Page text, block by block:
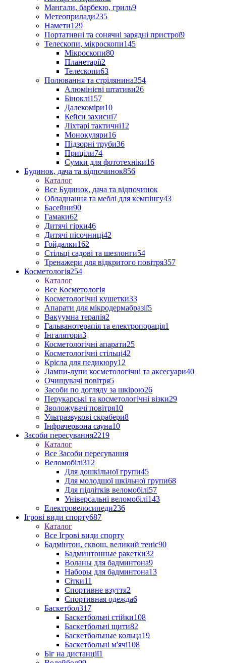
Мангали, барбекю, гриль9
Метеоприлади235
Намети129
Портативні та сонячні зарядні пристрої9
Телескопи, мікроскопи145
Мікроскопи80
Планетарії2
Телескопи63
Полювання та стрілянина354
Алюмінієві штативи26
Біноклі157
Далекоміри10
Кейси захисні7
Ліхтарі тактичні12
Монокуляри16
Підзорні труби36
Приціли74
Сумки для фототехніки16
Будинок, дача та відпочинок856
Каталог
Все Будинок, дача та відпочинок
Обладнання та меблі для кемпінгу43
Басейни90
Гамаки62
Дитячі гірки46
Дитячі пісочниці42
Гойдалки162
Стільці садові та шезлонги54
Тренажери для відкритого повітря357
Косметологія254
Каталог
Все Косметологія
Косметологічні кушетки33
Апарати для мікродермабразії5
Вакуумна терапія2
Гальванотерапія та електропорація1
Інгалятори3
Косметологічні апарати25
Косметологічні стільці42
Крісла для педикюру12
Лампи-лупи косметологічні та аксесуари40
Очищувачі повітря5
Засоби по догляду за шкірою26
Перукарські та косметологічні візки29
Зволожувачі повітря10
Ультразвукові скрабери8
Інфрачервона сауна10
Засоби пересування2219
Каталог
Все Засоби пересування
Веломобілі312
Для дошкільної групи45
Для молодшої шкільної групи68
Для підлітків веломобілі57
Універсальні веломобілі143
Електровелосипеди236
Ігрові види спорту687
Каталог
Все Ігрові види спорту
Бадмінтон, сквош, великий теніс90
Бадминтонные ракетки32
Воланы для бадминтона9
Наборы для бадминтона13
Сітки11
Спортивне взуття2
Спортивная одежда6
Баскетбол317
Баскетбольні стійки108
Баскетбольні щити82
Баскетбольные кольца19
Баскетбольні м'ячі108
Біг на дистанції1